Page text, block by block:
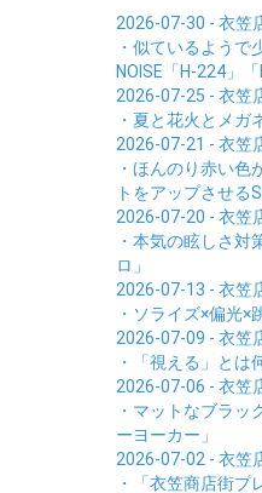
2026-07-30 - 衣笠
・似ているようで
NOISE「H-224」「
2026-07-25 - 衣笠
・夏と花火とメガ
2026-07-21 - 衣笠
・ほんのり赤い色
トをアップさせる
2026-07-20 - 衣笠
・本気の眩しさ対
ロ」
2026-07-13 - 衣笠
・ソライズ×偏光×
2026-07-09 - 衣笠
・「視える」とは
2026-07-06 - 衣笠
・マットなブラッ
ーヨーカー」
2026-07-02 - 衣笠
・「衣笠商店街プ